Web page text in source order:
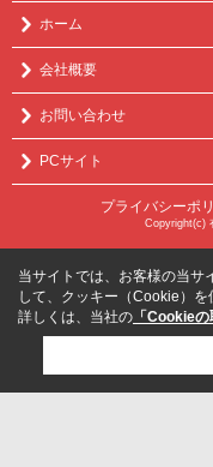
ホーム
会社概要
お問い合わせ
PCサイト
プライバシーポ
Copyright(c)
当サイトでは、お客様の当サ
して、クッキー（Cookie）を
詳しくは、当社の 「Cookie